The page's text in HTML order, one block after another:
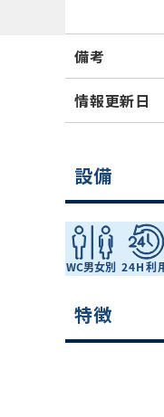
備考
情報更新日
設備
特徴